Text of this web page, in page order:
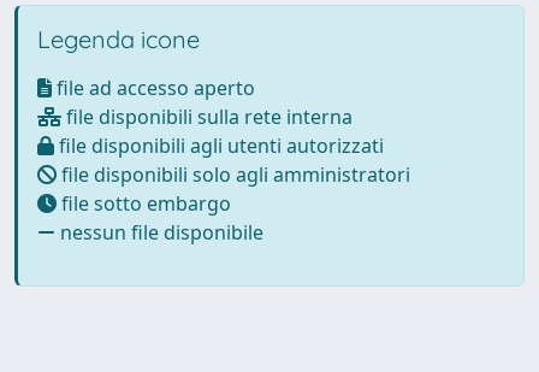
Legenda icone
file ad accesso aperto
file disponibili sulla rete interna
file disponibili agli utenti autorizzati
file disponibili solo agli amministratori
file sotto embargo
nessun file disponibile